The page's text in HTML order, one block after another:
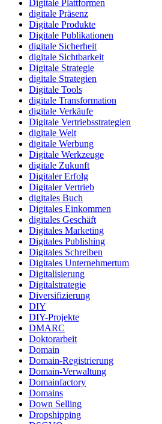
Digitale Plattformen
digitale Präsenz
Digitale Produkte
Digitale Publikationen
digitale Sicherheit
digitale Sichtbarkeit
Digitale Strategie
digitale Strategien
Digitale Tools
digitale Transformation
digitale Verkäufe
Digitale Vertriebsstrategien
digitale Welt
digitale Werbung
Digitale Werkzeuge
digitale Zukunft
Digitaler Erfolg
Digitaler Vertrieb
digitales Buch
Digitales Einkommen
digitales Geschäft
Digitales Marketing
Digitales Publishing
Digitales Schreiben
Digitales Unternehmertum
Digitalisierung
Digitalstrategie
Diversifizierung
DIY
DIY-Projekte
DMARC
Doktorarbeit
Domain
Domain-Registrierung
Domain-Verwaltung
Domainfactory
Domains
Down Selling
Dropshipping